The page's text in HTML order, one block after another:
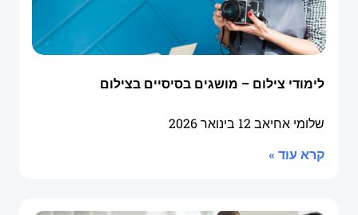
לימודי צילום – מושגים בסיסיים בצילום
שלומי אחיאב12 בינואר 2026
קרא עוד »